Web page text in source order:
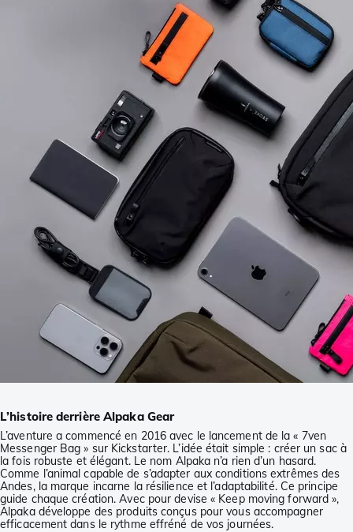
L’histoire derrière Alpaka Gear
L’aventure a commencé en 2016 avec le lancement de la « 7ven
Messenger Bag » sur Kickstarter. L’idée était simple : créer un sac à
la fois robuste et élégant. Le nom Alpaka n’a rien d’un hasard.
Comme l’animal capable de s’adapter aux conditions extrêmes des
Andes, la marque incarne la résilience et l’adaptabilité. Ce principe
guide chaque création. Avec pour devise « Keep moving forward »,
Alpaka développe des produits conçus pour vous accompagner
efficacement dans le rythme effréné de vos journées.